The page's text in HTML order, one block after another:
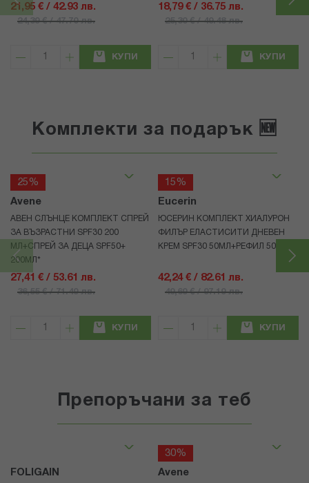
21,95 € / 42.93 лв.
24,39 € / 47.70 лв.
КУПИ
18,79 € / 36.75 лв.
25,30 € / 49.48 лв.
КУПИ
Комплекти за подарък 🆕
25%
Avene
АВЕН СЛЪНЦЕ КОМПЛЕКТ СПРЕЙ
ЗА ВЪЗРАСТНИ SPF30 200
МЛ+СПРЕЙ ЗА ДЕЦА SPF50+
200МЛ*
27,41 € / 53.61 лв.
36,55 € / 71.49 лв.
КУПИ
15%
Eucerin
ЮСЕРИН КОМПЛЕКТ ХИАЛУРОН
ФИЛЪР ЕЛАСТИСИТИ ДНЕВЕН
КРЕМ SPF30 50МЛ+РЕФИЛ 50МЛ
42,24 € / 82.61 лв.
49,69 € / 97.19 лв.
КУПИ
Препоръчани за теб
FOLIGAIN
30%
Avene